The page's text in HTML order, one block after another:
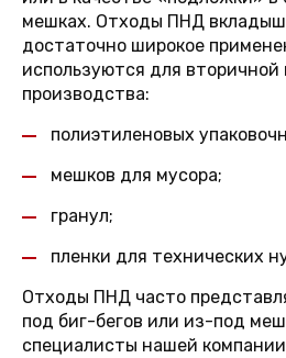
мешках. Отходы ПНД
достаточно широкое
используются для вторичной
производства:
полиэтиленовых
мешков для мусора;
гранул;
пленки для технических
Отходы ПНД часто
под биг-бегов или из-под
специалисты нашей